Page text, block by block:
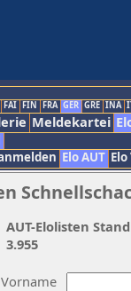
FAI FIN FRA GER GRE INA
Meldekartei
Elo AUT
Vorname
AUT-Elolisten
3.955